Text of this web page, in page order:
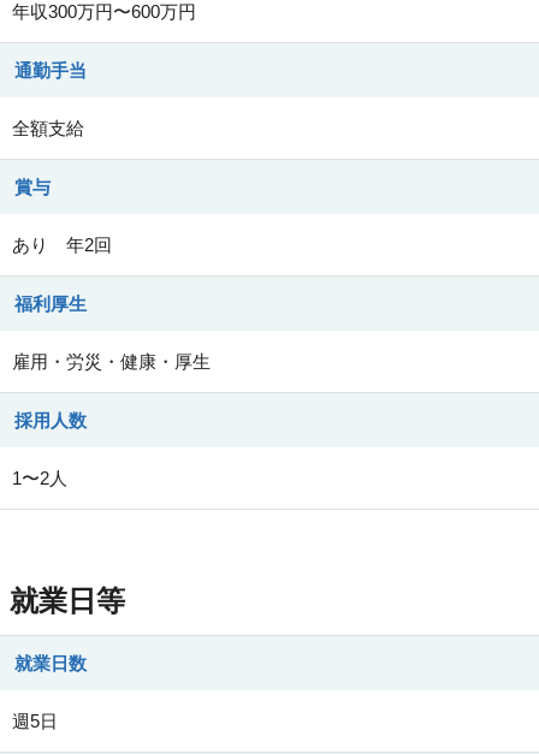
年収300万円〜600万円
通勤手当
全額支給
賞与
あり 年2回
福利厚生
雇用・労災・健康・厚生
採用人数
1〜2人
就業日等
就業日数
週5日